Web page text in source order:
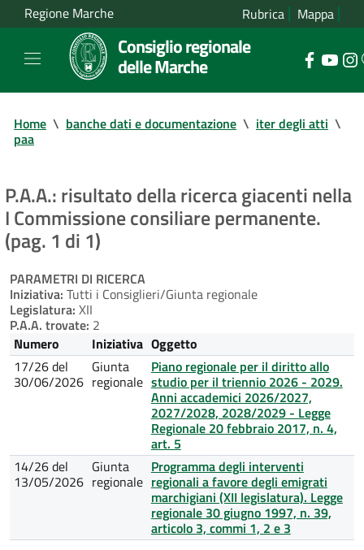
Regione Marche Rubrica Mappa
Consiglio regionale
delle Marche
Home \ banche dati e documentazione \ iter degli atti \
paa
P.A.A.: risultato della ricerca giacenti nella
I Commissione consiliare permanente.
(pag. 1 di 1)
PARAMETRI DI RICERCA
Iniziativa: Tutti i Consiglieri/Giunta regionale
Legislatura: XII
P.A.A. trovate: 2
Numero
Iniziativa Oggetto
17/26 del
30/06/2026
Giunta
regionale
Piano regionale per il diritto allo
studio per il triennio 2026 - 2029.
Anni accademici 2026/2027,
2027/2028, 2028/2029 - Legge
Regionale 20 febbraio 2017, n. 4,
art. 5
14/26 del
13/05/2026
Giunta
regionale
Programma degli interventi
regionali a favore degli emigrati
marchigiani (XII legislatura). Legge
regionale 30 giugno 1997, n. 39,
articolo 3, commi 1, 2 e 3